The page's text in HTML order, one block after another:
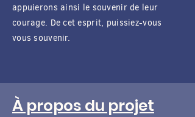
appuierons ainsi le souvenir de leur
courage. De cet esprit, puissiez-vous
vous souvenir.
À propos du projet